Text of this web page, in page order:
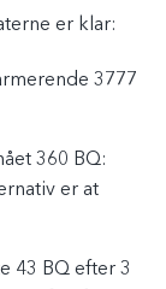
er klar:
3777
360 BQ:
er at
43 BQ efter 3